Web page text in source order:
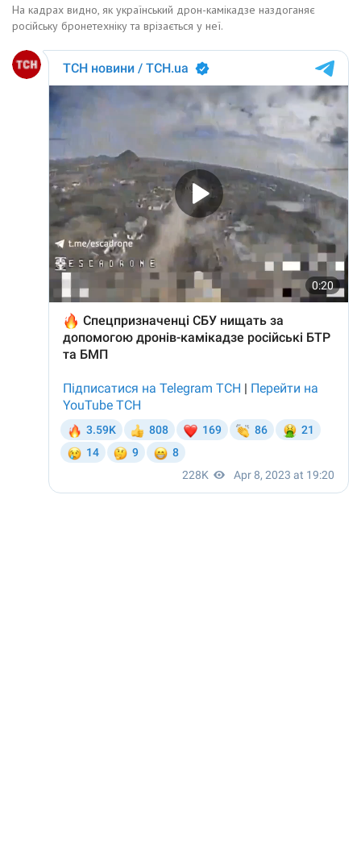
На кадрах видно, як український дрон-камікадзе наздоганяє
російську бронетехніку та врізається у неї.